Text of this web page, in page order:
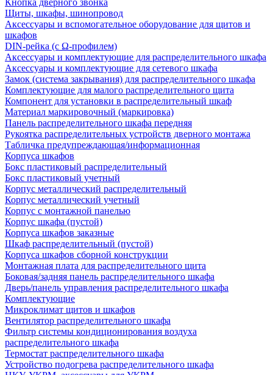
Кнопка дверного звонка
Щиты, шкафы, шинопровод
Аксессуары и вспомогательное оборудование для щитов и
шкафов
DIN-рейка (с Ω-профилем)
Аксессуары и комплектующие для распределительного шкафа
Аксессуары и комплектующие для сетевого шкафа
Замок (система закрывания) для распределительного шкафа
Комплектующие для малого распределительного щита
Компонент для установки в распределительный шкаф
Материал маркировочный (маркировка)
Панель распределительного шкафа передняя
Рукоятка распределительных устройств дверного монтажа
Табличка предупреждающая/информационная
Корпуса шкафов
Бокс пластиковый распределительный
Бокс пластиковый учетный
Корпус металлический распределительный
Корпус металлический учетный
Корпус с монтажной панелью
Корпус шкафа (пустой)
Корпуса шкафов заказные
Шкаф распределительный (пустой)
Корпуса шкафов сборной конструкции
Монтажная плата для распределительного щита
Боковая/задняя панель распределительного шкафа
Дверь/панель управления распределительного шкафа
Комплектующие
Микроклимат щитов и шкафов
Вентилятор распределительного шкафа
Фильтр системы кондиционирования воздуха
распределительного шкафа
Термостат распределительного шкафа
Устройство подогрева распределительного шкафа